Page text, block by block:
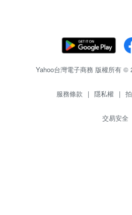
Yahoo台灣電子商務 版權所有 ©
服務條款 | 隱私權 |
交易安全